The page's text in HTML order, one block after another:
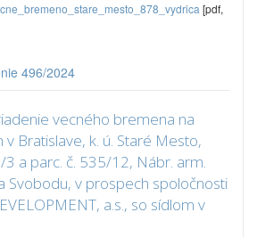
[pdf,
496/2024
vecného bremena na
Bratislave, k. ú. Staré Mesto,
3 a parc. č. 535/12, Nábr. arm.
Svobodu, v prospech spoločnosti
a.s., so sídlom v